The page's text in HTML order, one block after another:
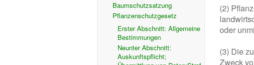
Baumschutzsatzung
Pflanzenschutzgesetz
Erster Abschnitt: Allgemeine
Bestimmungen
Neunter Abschnitt:
Auskunftspflicht;
(2)
oder
(3) Die
Zweck